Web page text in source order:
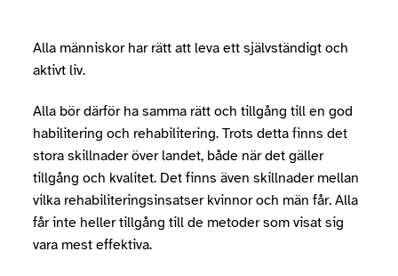
Alla människor har rätt att leva ett självständigt och
aktivt liv.
Alla bör därför ha samma rätt och tillgång till en god
habilitering och rehabilitering. Trots detta finns det
stora skillnader över landet, både när det gäller
tillgång och kvalitet. Det finns även skillnader mellan
vilka rehabiliteringsinsatser kvinnor och män får. Alla
får inte heller tillgång till de metoder som visat sig
vara mest effektiva.